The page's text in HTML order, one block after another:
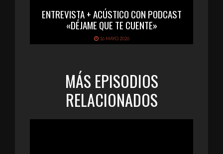
ENTREVISTA + ACÚSTICO CON PODCAST
«DÉJAME QUE TE CUENTE»
16 MAYO 2026
MÁS EPISODIOS
RELACIONADOS